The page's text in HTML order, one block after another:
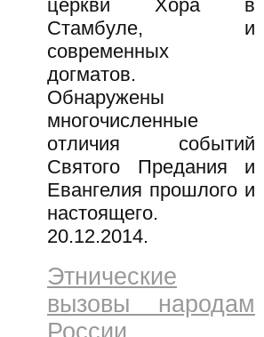
церкви Хора в
Стамбуле, и
современных
догматов.
Обнаружены
многочисленные
отличия событий
Святого Предания и
Евангелия прошлого и
настоящего.
20.12.2014.
Этнические
вызовы народам